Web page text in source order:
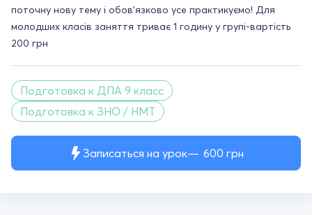
Записаться на урок 600 грн
поточну нову тему і обов'язково усе практикуємо! Для
молодших класів заняття триває 1 годину у групі-вартість
200 грн
Подготовка к ДПА 9 класс
Подготовка к ЗНО / НМТ